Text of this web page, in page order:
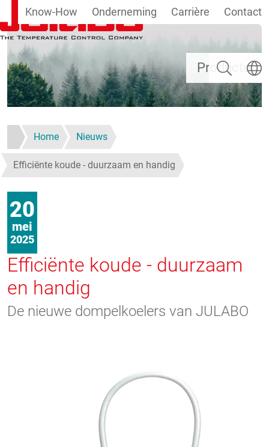
Overslaan en naar de inhoud gaan
Producten
Know-How Onderneming Carrière Contact
Zoeken Taal
Home Nieuws
Efficiënte koude - duurzaam en handig
20
mei
2025
Efficiënte koude - duurzaam
en handig
De nieuwe dompelkoelers van JULABO